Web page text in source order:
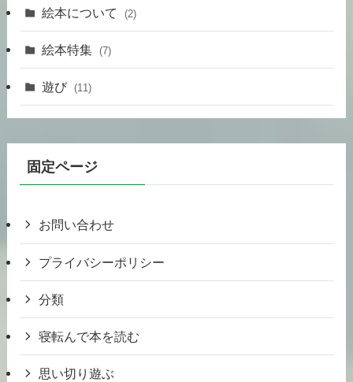
絵本について (2)
絵本特集 (7)
遊び (11)
固定ページ
お問い合わせ
プライバシーポリシー
分類
寝転んで本を読む
思い切り遊ぶ